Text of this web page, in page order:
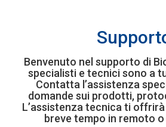
Benvenuto nel supporto di
specialisti e tecnici sono a
Contatta l’assistenza
domande sui prodotti,
L’assistenza tecnica ti
breve tempo in remoto